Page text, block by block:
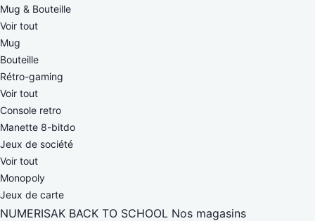
Mug & Bouteille
Voir tout
Mug
Bouteille
Rétro-gaming
Voir tout
Console retro
Manette 8-bitdo
Jeux de société
Voir tout
Monopoly
Jeux de carte
NUMERISAK BACK TO SCHOOL Nos magasins